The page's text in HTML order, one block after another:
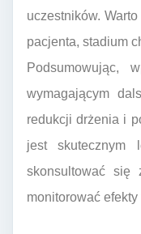
uczestników.
pacjenta, stadium
Podsumowując,
wymagającym
redukcji drżenia i
jest skutecznym
skonsultować się
monitorować